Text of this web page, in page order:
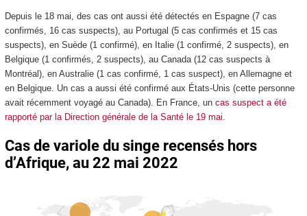
Depuis le 18 mai, des cas ont aussi été détectés en Espagne (7 cas
confirmés, 16 cas suspects), au Portugal (5 cas confirmés et 15 cas
suspects), en Suède (1 confirmé), en Italie (1 confirmé, 2 suspects), en
Belgique (1 confirmés, 2 suspects), au Canada (12 cas suspects à
Montréal), en Australie (1 cas confirmé, 1 cas suspect), en Allemagne et
en Belgique. Un cas a aussi été confirmé aux États-Unis (cette personne
avait récemment voyagé au Canada). En France, un cas suspect a été
rapporté par la Direction générale de la Santé le 19 mai